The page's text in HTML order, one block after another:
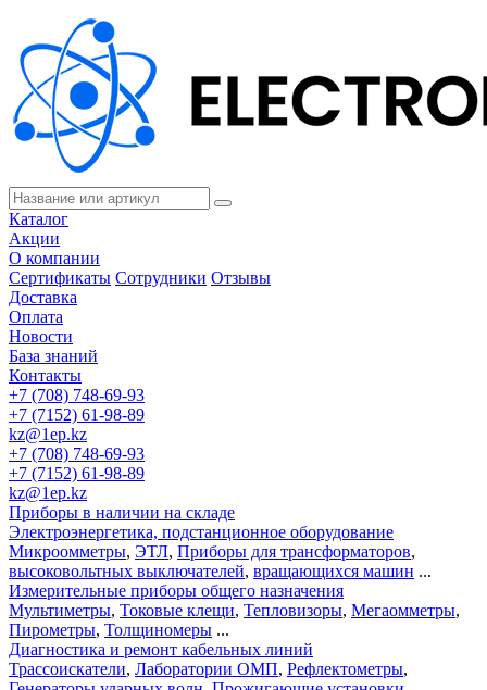
Каталог
Акции
О компании
Сертификаты Сотрудники Отзывы
Доставка
Оплата
Новости
База знаний
Контакты
+7 (708) 748-69-93
+7 (7152) 61-98-89
kz@1ep.kz
+7 (708) 748-69-93
+7 (7152) 61-98-89
kz@1ep.kz
Приборы в наличии на складе
Электроэнергетика, подстанционное оборудование
Микроомметры, ЭТЛ, Приборы для трансформаторов,
высоковольтных выключателей, вращающихся машин ...
Измерительные приборы общего назначения
Мультиметры, Токовые клещи, Тепловизоры, Мегаомметры,
Пирометры, Толщиномеры ...
Диагностика и ремонт кабельных линий
Трассоискатели, Лаборатории ОМП, Рефлектометры,